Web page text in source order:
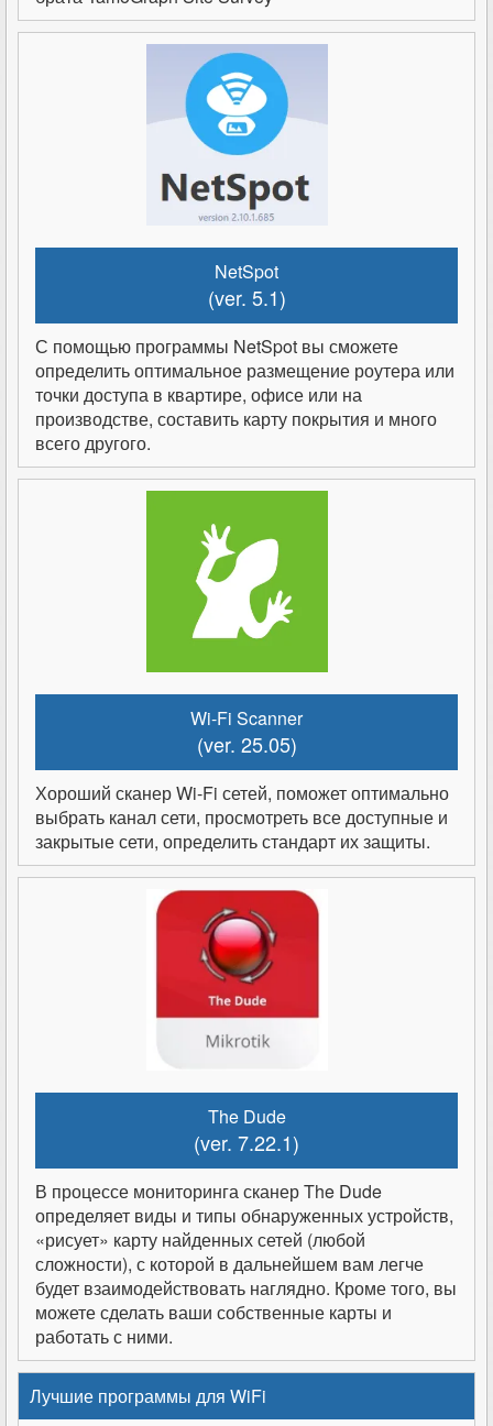
NetSpot
(ver. 5.1)
С помощью программы NetSpot вы сможете
определить оптимальное размещение роутера или
точки доступа в квартире, офисе или на
производстве, составить карту покрытия и много
всего другого.
Wi-Fi Scanner
(ver. 25.05)
Хороший сканер Wi-Fi сетей, поможет оптимально
выбрать канал сети, просмотреть все доступные и
закрытые сети, определить стандарт их защиты.
The Dude
(ver. 7.22.1)
В процессе мониторинга сканер The Dude
определяет виды и типы обнаруженных устройств,
«рисует» карту найденных сетей (любой
сложности), с которой в дальнейшем вам легче
будет взаимодействовать наглядно. Кроме того, вы
можете сделать ваши собственные карты и
работать с ними.
Лучшие программы для WiFi